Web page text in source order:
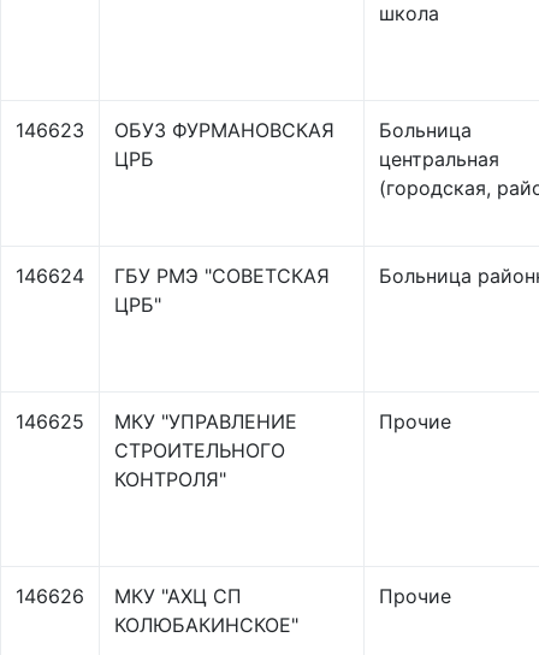
школа
146623
ОБУЗ ФУРМАНОВСКАЯ
ЦРБ
Больница
центральная
(городская,
146624
ГБУ РМЭ "СОВЕТСКАЯ
ЦРБ"
Больница
146625
МКУ "УПРАВЛЕНИЕ
СТРОИТЕЛЬНОГО
КОНТРОЛЯ"
Прочие
146626
МКУ "АХЦ СП
КОЛЮБАКИНСКОЕ"
Прочие